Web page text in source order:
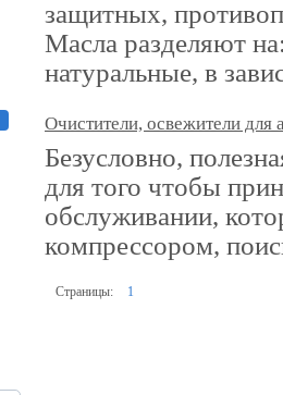
защитных,
Масла разделяют
натуральные, в
Очистители, освежители для
Безусловно,
для того чтобы
обслуживании,
компрессором,
Страницы: 1